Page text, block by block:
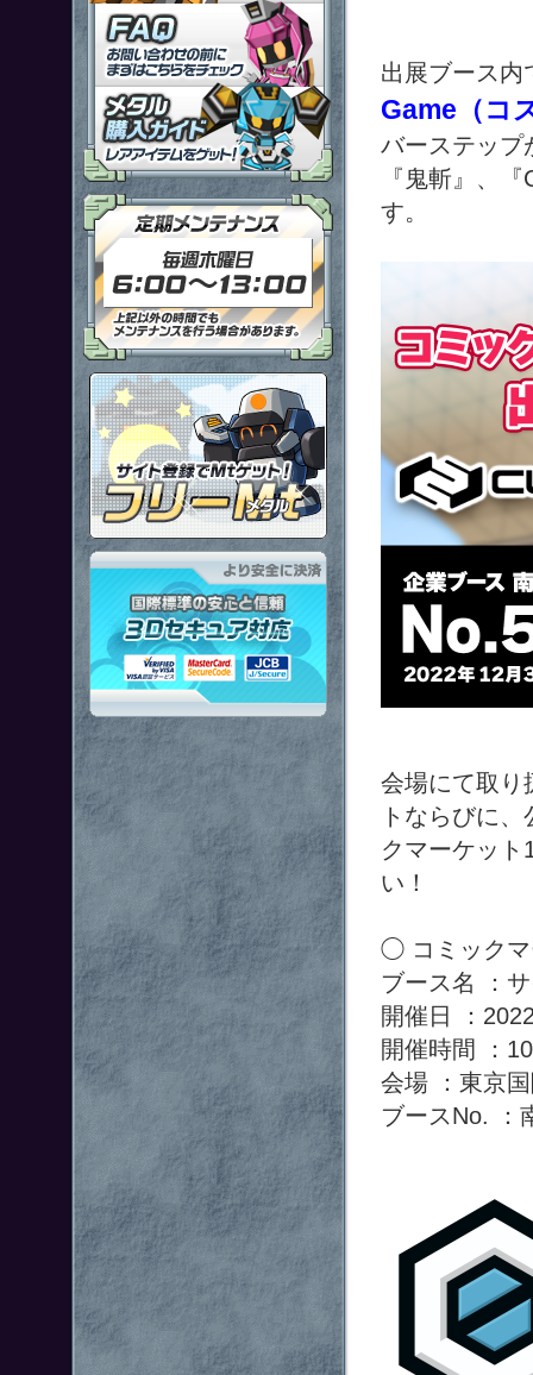
出展ブース内
Game（コ
バーステップ
『鬼斬』、
す。
会場にて取り
トならびに
クマーケット
い！
◯ コミックマ
ブース名 ：
開催日 ：
開催時間 ：
会場 ：東京
ブースNo.
メタル購入ガイドはこちらから
定期メンテナンス 毎週木曜
ポイント感覚で有料通貨をゲッ